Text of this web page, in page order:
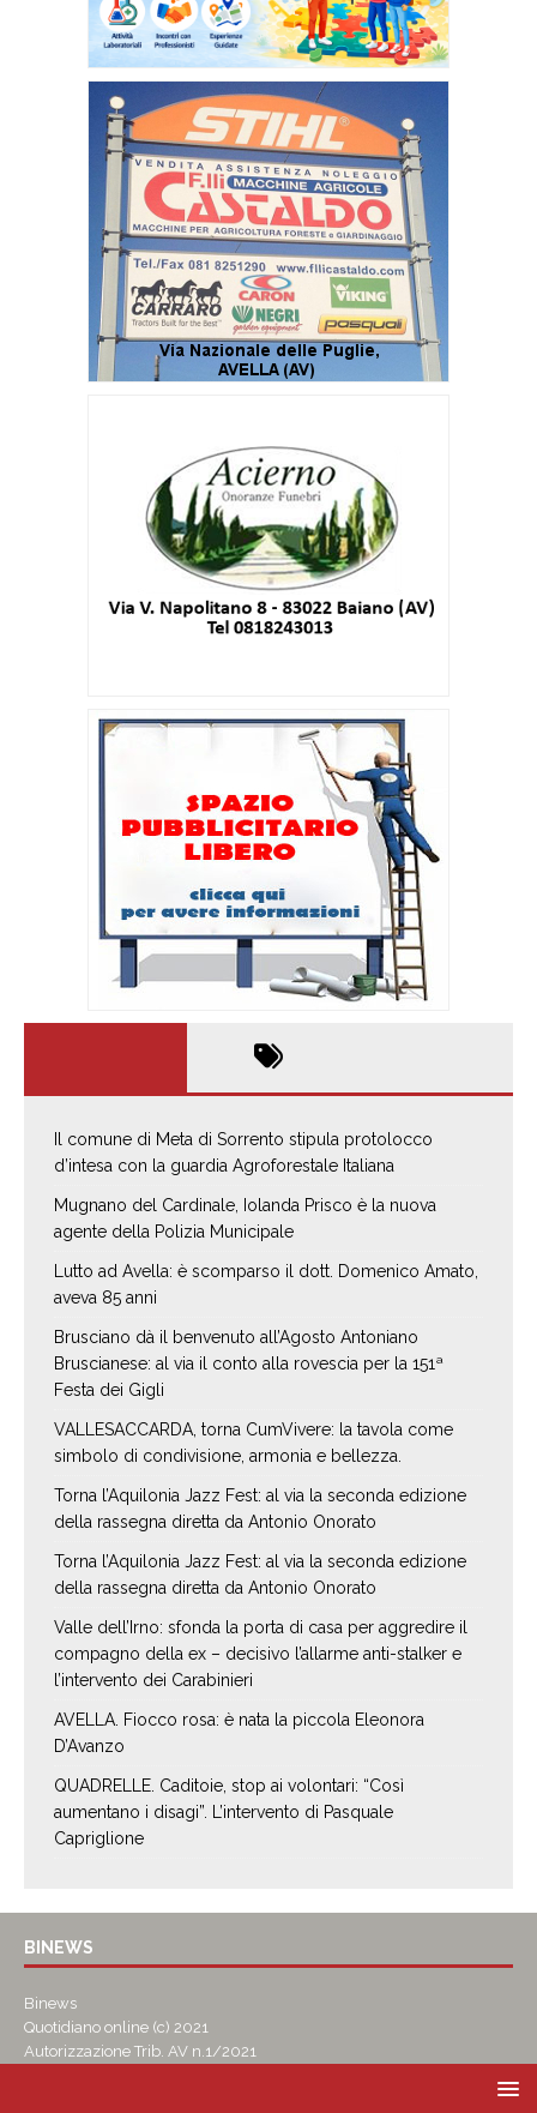
Il comune di Meta di Sorrento stipula protolocco
d’intesa con la guardia Agroforestale Italiana
Mugnano del Cardinale, Iolanda Prisco è la nuova
agente della Polizia Municipale
Lutto ad Avella: è scomparso il dott. Domenico Amato,
aveva 85 anni
Brusciano dà il benvenuto all’Agosto Antoniano
Bruscianese: al via il conto alla rovescia per la 151ª
Festa dei Gigli
VALLESACCARDA, torna CumVivere: la tavola come
simbolo di condivisione, armonia e bellezza.
Torna l’Aquilonia Jazz Fest: al via la seconda edizione
della rassegna diretta da Antonio Onorato
Torna l’Aquilonia Jazz Fest: al via la seconda edizione
della rassegna diretta da Antonio Onorato
Valle dell’Irno: sfonda la porta di casa per aggredire il
compagno della ex – decisivo l’allarme anti-stalker e
l’intervento dei Carabinieri
AVELLA. Fiocco rosa: è nata la piccola Eleonora
D’Avanzo
QUADRELLE. Caditoie, stop ai volontari: “Così
aumentano i disagi”. L’intervento di Pasquale
Capriglione
BINEWS
Binews
Quotidiano online (c) 2021
Autorizzazione Trib. AV n.1/2021